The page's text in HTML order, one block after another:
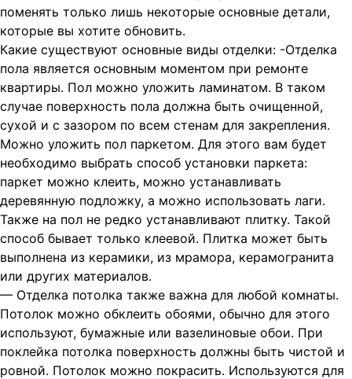
поменять только лишь некоторые основные детали,
которые вы хотите обновить.
Какие существуют основные виды отделки: -Отделка
пола является основным моментом при ремонте
квартиры. Пол можно уложить ламинатом. В таком
случае поверхность пола должна быть очищенной,
сухой и с зазором по всем стенам для закрепления.
Можно уложить пол паркетом. Для этого вам будет
необходимо выбрать способ установки паркета:
паркет можно клеить, можно устанавливать
деревянную подложку, а можно использовать лаги.
Также на пол не редко устанавливают плитку. Такой
способ бывает только клеевой. Плитка может быть
выполнена из керамики, из мрамора, керамогранита
или других материалов.
— Отделка потолка также важна для любой комнаты.
Потолок можно обклеить обоями, обычно для этого
используют, бумажные или вазелиновые обои. При
поклейка потолка поверхность должны быть чистой и
ровной. Потолок можно покрасить. Используются для